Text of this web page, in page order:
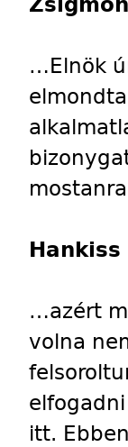
…Elnök
…azért
volna
itt.